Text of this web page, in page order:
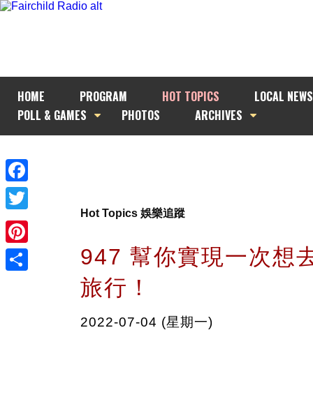
HOME PROGRAM HOT TOPICS
LOCAL NEWS
POLL & GAMES
PHOTOS ARCHIVES
Facebook
Twitter
Pinterest
Hot Topics 娛樂追蹤
947 幫你實現一次想
旅行！
2022-07-04 (星期一)